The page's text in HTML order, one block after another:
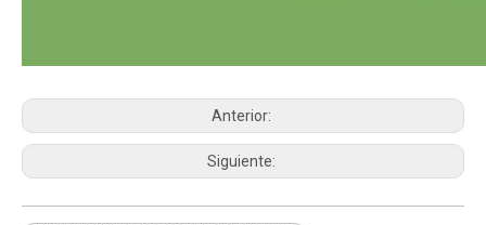
Anterior:
Siguiente: